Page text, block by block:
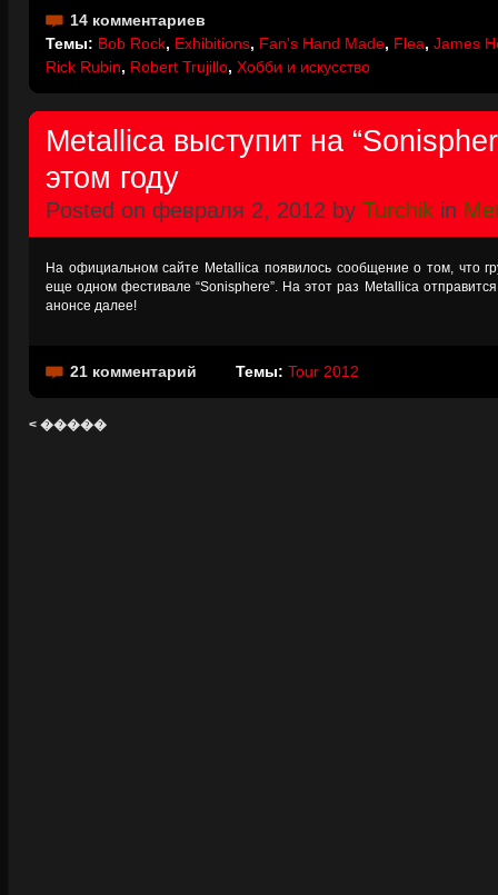
14 комментариев
Темы: Bob Rock, Exhibitions, Fan's Hand Made, Flea, James
Rick Rubin, Robert Trujillo, Хобби и искусство
Metallica выступит на
этом году
Posted on февраля 2, 2012 by Turchik in
Hа официальном сайте Metallica появилось сообщение о том, что
еще одном фестивале “Sonisphere”. На этот раз Metallica
анонсе далее!
21 комментарий Темы: Tour 2012
< �����